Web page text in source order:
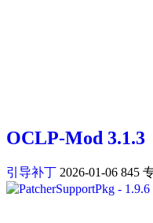
OCLP-Mod 3.1.3
引导补丁 2026-01-06 845